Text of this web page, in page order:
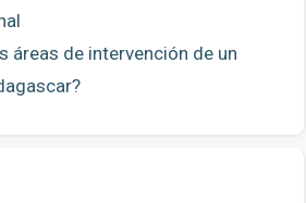
áreas de intervención de un